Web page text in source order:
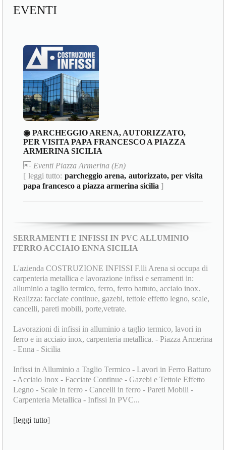
EVENTI
◉ PARCHEGGIO ARENA, AUTORIZZATO,
PER VISITA PAPA FRANCESCO A PIAZZA
ARMERINA SICILIA
 Eventi Piazza Armerina (En)
[ leggi tutto: parcheggio arena, autorizzato, per visita
papa francesco a piazza armerina sicilia ]
SERRAMENTI E INFISSI IN PVC ALLUMINIO
FERRO ACCIAIO ENNA SICILIA
L'azienda COSTRUZIONE INFISSI F.lli Arena si occupa di
carpenteria metallica e lavorazione infissi e serramenti in:
alluminio a taglio termico, ferro, ferro battuto, acciaio inox.
Realizza: facciate continue, gazebi, tettoie effetto legno, scale,
cancelli, pareti mobili, porte,vetrate.
Lavorazioni di infissi in alluminio a taglio termico, lavori in
ferro e in acciaio inox, carpenteria metallica. - Piazza Armerina
- Enna - Sicilia
Infissi in Alluminio a Taglio Termico - Lavori in Ferro Batturo
- Acciaio Inox - Facciate Continue - Gazebi e Tettoie Effetto
Legno - Scale in ferro - Cancelli in ferro - Pareti Mobili -
Carpenteria Metallica - Infissi In PVC...
[leggi tutto]